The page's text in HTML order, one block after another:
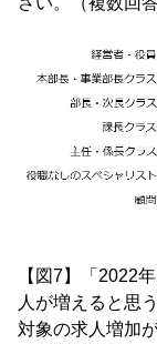
【図7】「2022
人が増えると思
対象の求人増加